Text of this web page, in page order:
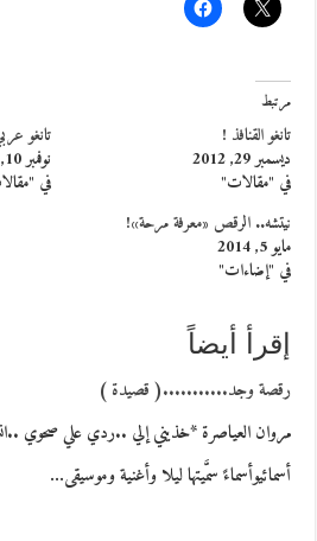
مرتبط
تانغو القنافذ !
ديسمبر 29, 2012
في "مقالات"
تانغو
نوفمبر 10, 2014
في
نيتشه.. الرقص «معرفة مرحة»!
مايو 5, 2014
في "إضاءات"
إقرأ أيضاً
رقصة وجد...........( قصيدة )
مروان العياصرة *خذيني إلي ..ردي علي صحوي
أسمائيوأسماءً سمَّيتها ليلا وأغنية وموسيقى…